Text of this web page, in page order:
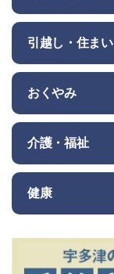
引越し・住まい
おくやみ
介護・福祉
健康